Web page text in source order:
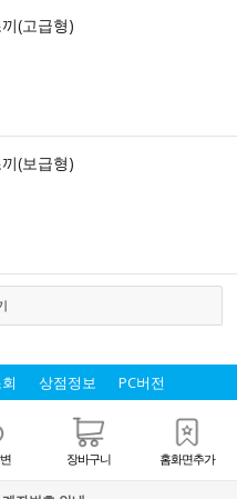
(고급형)
(보급형)
상점정보 PC버전
장바구니 홈화면추가